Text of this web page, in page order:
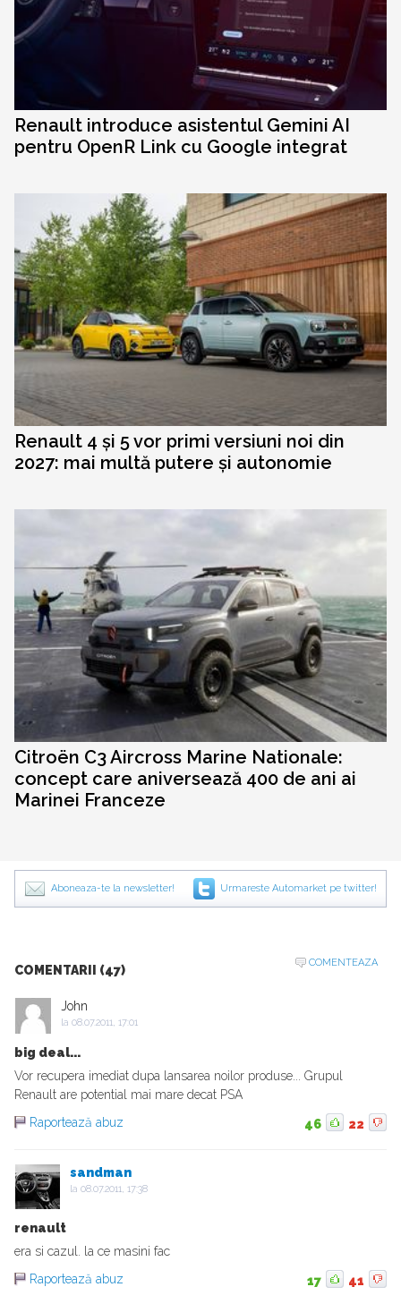
Renault introduce asistentul Gemini AI
pentru OpenR Link cu Google integrat
Renault 4 și 5 vor primi versiuni noi din
2027: mai multă putere și autonomie
Citroën C3 Aircross Marine Nationale:
concept care aniversează 400 de ani ai
Marinei Franceze
Aboneaza-te la newsletter! Urmareste Automarket pe twitter!
COMENTARII (47)
COMENTEAZA
John
la 08.07.2011, 17:01
big deal...
Vor recupera imediat dupa lansarea noilor produse... Grupul
Renault are potential mai mare decat PSA
Raportează abuz
46 22
sandman
la 08.07.2011, 17:38
renault
era si cazul. la ce masini fac
Raportează abuz
17 41